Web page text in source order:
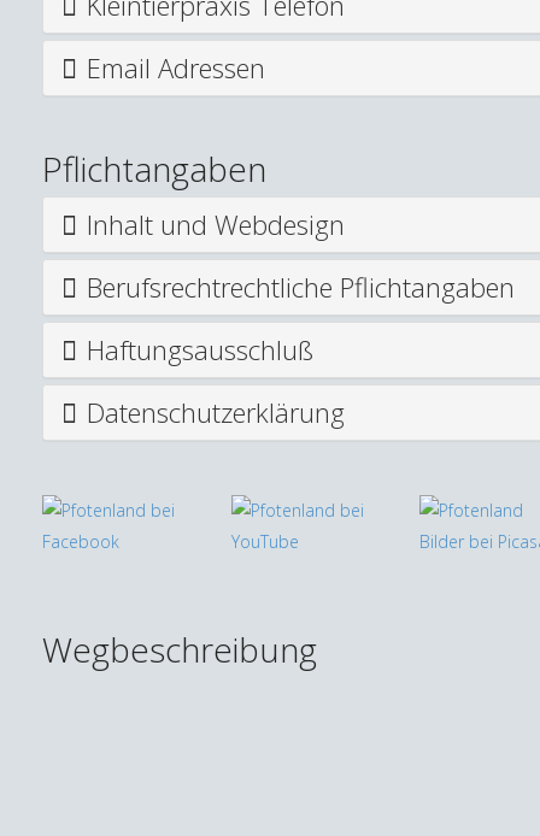
Email Adressen
Pflichtangaben
Inhalt und Webdesign
Berufsrechtrechtliche Pflichtangaben
Haftungsausschluß
Datenschutzerklärung
Wegbeschreibung